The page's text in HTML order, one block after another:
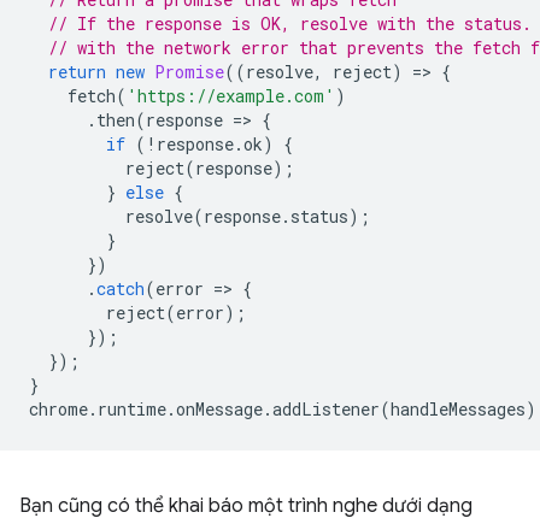
// If the response is OK, resolve with the
// with the network error that prevents the fetch
return new Promise((resolve, reject) => {
fetch( 'https://example.com' )
. then(response => {
if ( ! response.ok)
{
reject(response);
} else {
resolve(response. status);
}
})
.catch(error => {
reject(error);
});
});
}
chrome. runtime.onMessage.addListener(handleMessages
Bạn cũng có thể khai báo một trình nghe dưới dạng